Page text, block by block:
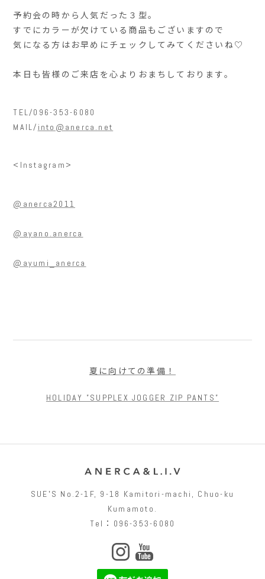
予約会の時から人気だった３型。
すでにカラーが欠けている商品もございますので
気になる方はお早めにチェックしてみてくださいね♡
本日も皆様のご来店を心よりおまちしております。
TEL/096-353-6080
MAIL/ into@anerca.net
<Instagram>
@anerca2011
@ayano.anerca
@ayumi_anerca
夏に向けての準備！
HOLIDAY ”SUPPLEX JOGGER ZIP PANTS”
SUEʼS No.2-1F, 9-18 Kamitori-machi, Chuo-ku
Kumamoto.
Tel：096-353-6080